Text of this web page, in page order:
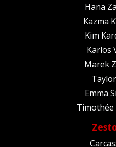
Hana
Kazma
Kim
Karlos
Marek
Emma
Timothée